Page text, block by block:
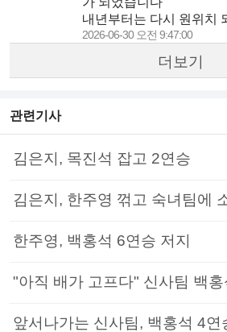
내년부터는 다시 원위치
2026-06-30 오전 9:47:00
더보기
관련기사
김은지, 목진석 잡고 2연승
김은지, 한주영 꺾고 숙녀팀에
한주영, 백홍석 6연승 저지
"아직 배가 고프다" 신사팀 백
앞서나가는 신사팀, 백홍석 4연